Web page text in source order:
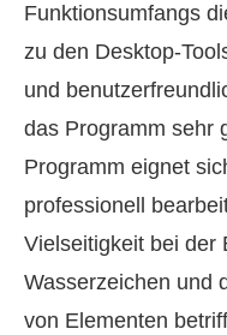
Funktionsumfangs
zu den Desktop-
und
das Programm sehr
Programm eignet
professionell
Vielseitigkeit bei der
Wasserzeichen und
von Elementen